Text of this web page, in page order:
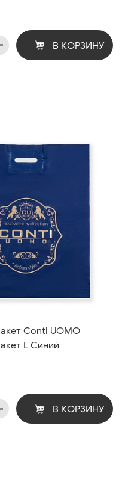
В КОРЗИНУ
Conti UOMO
L Синий
В КОРЗИНУ